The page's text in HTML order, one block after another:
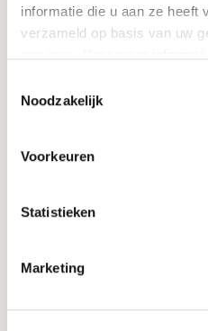
informatie die u aan ze heeft
verzameld op basis van uw
Noodzakelijk
Voorkeuren
Statistieken
Marketing
Informatie
Over ons
FAQ